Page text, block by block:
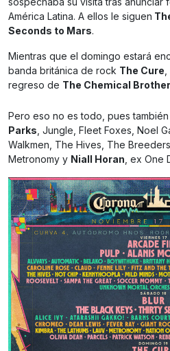
América Latina. A ellos le siguen
Seconds to Mars.
Mientras que el domingo estará
banda británica de rock The Cure
regreso de The Chemical
Pero eso no es todo, pues
Parks , Jungle, Fleet Foxes, Noel
Walkmen, The Hives, The Breeders,
Metronomy y Niall Horan , ex One